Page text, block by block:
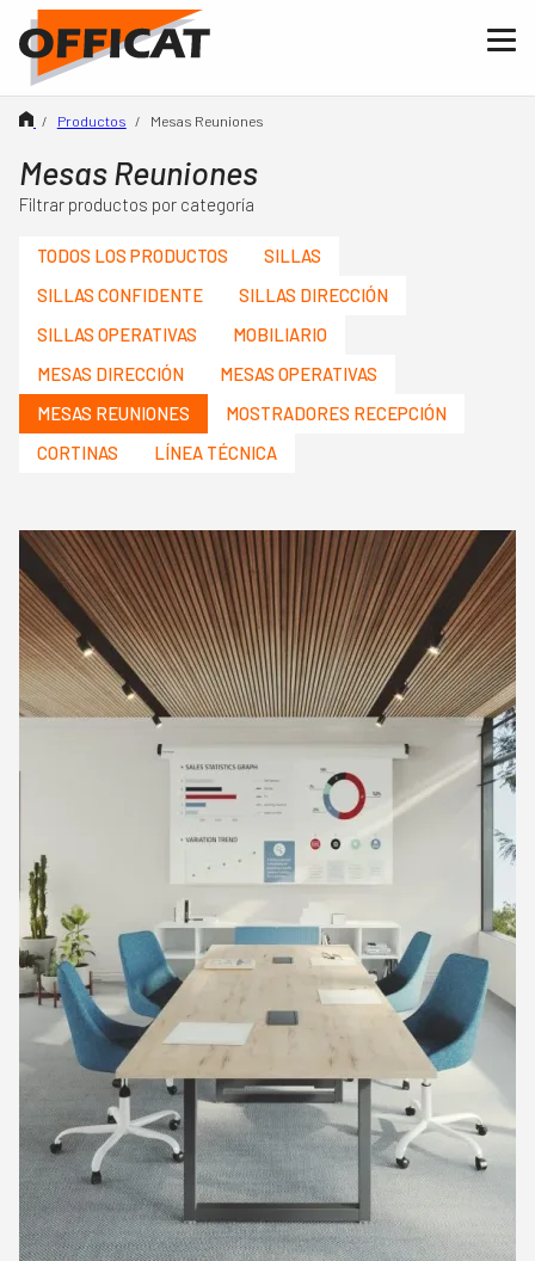
Inicio
Productos
Catálogos
Tienda Online
Contacto
Productos Mesas Reuniones
Mesas Reuniones
Filtrar productos por categoría
TODOS LOS PRODUCTOS
SILLAS
SILLAS CONFIDENTE
SILLAS DIRECCIÓN
SILLAS OPERATIVAS
MOBILIARIO
MESAS DIRECCIÓN
MESAS OPERATIVAS
MESAS REUNIONES
MOSTRADORES RECEPCIÓN
CORTINAS
LÍNEA TÉCNICA